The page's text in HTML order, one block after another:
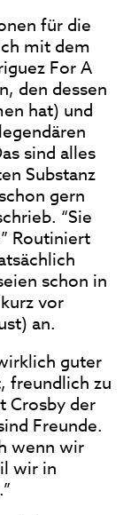
für die
mit dem
For A
den dessen
hat) und
sind alles
Substanz
gern
“Sie
Routiniert
schon in
vor
an.
guter
freundlich zu
Crosby der
Freunde.
wenn wir
wir in